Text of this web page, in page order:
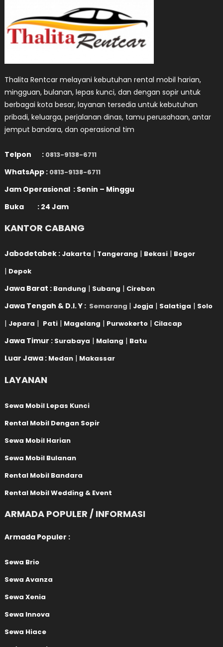
Thalita Rentcar melayani kebutuhan rental mobil harian,
mingguan, bulanan, lepas kunci, dan dengan sopir untuk
berbagai kota besar, layanan tersedia untuk kebutuhan
pribadi, keluarga, perjalanan dinas, tamu perusahaan, antar
jemput bandara, dan operasional tim
Telpon : 0813-9138-6711
WhatsApp : 0813-9138-6711
Jam Operasional : Senin – Minggu
Buka : 24 Jam
KANTOR CABANG
Jabodetabek : Jakarta | Tangerang | Bekasi | Bogor
| Depok
Jawa Barat : Bandung | Subang | Cirebon
Jawa Tengah & D.I. Y : Semarang | Jogja | Salatiga | Solo
| Jepara | Pati | Magelang | Purwokerto | Cilacap
Jawa Timur : Surabaya | Malang | Batu
Luar Jawa : Medan | Makassar
LAYANAN
Sewa Mobil Lepas Kunci
Rental Mobil Dengan Sopir
Sewa Mobil Harian
Sewa Mobil Bulanan
Rental Mobil Bandara
Rental Mobil Wedding & Event
ARMADA POPULER / INFORMASI
Armada Populer :
Sewa Brio
Sewa Avanza
Sewa Xenia
Sewa Innova
Sewa Hiace